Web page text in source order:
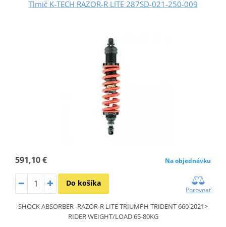
Tlmič K-TECH RAZOR-R LITE 287SD-021-250-009
591,10 € Na objednávku
Do košíka
Porovnať
SHOCK ABSORBER -RAZOR-R LITE TRIUMPH TRIDENT 660 2021>
RIDER WEIGHT/LOAD 65-80KG